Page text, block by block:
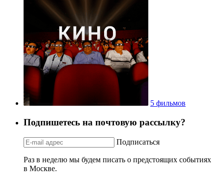
5 фильмов
Подпишетесь на почтовую рассылку?
Подписаться
Раз в неделю мы будем писать о предстоящих событиях
в Москве.